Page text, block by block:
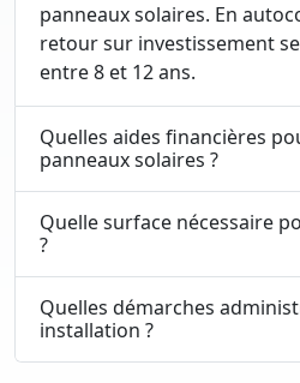
panneaux solaires. En
retour sur investissement
entre 8 et 12 ans.
Quelles aides financières
panneaux solaires ?
Quelle surface nécessaire
?
Quelles démarches
installation ?